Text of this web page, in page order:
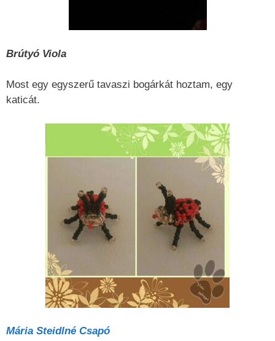
Brútyó Viola
Most egy egyszerű tavaszi bogárkát hoztam, egy
katicát.
Mária Steidlné Csapó